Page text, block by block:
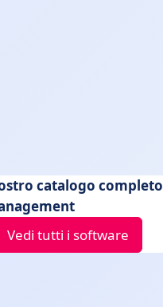
catalogo completo
Vedi tutti i software